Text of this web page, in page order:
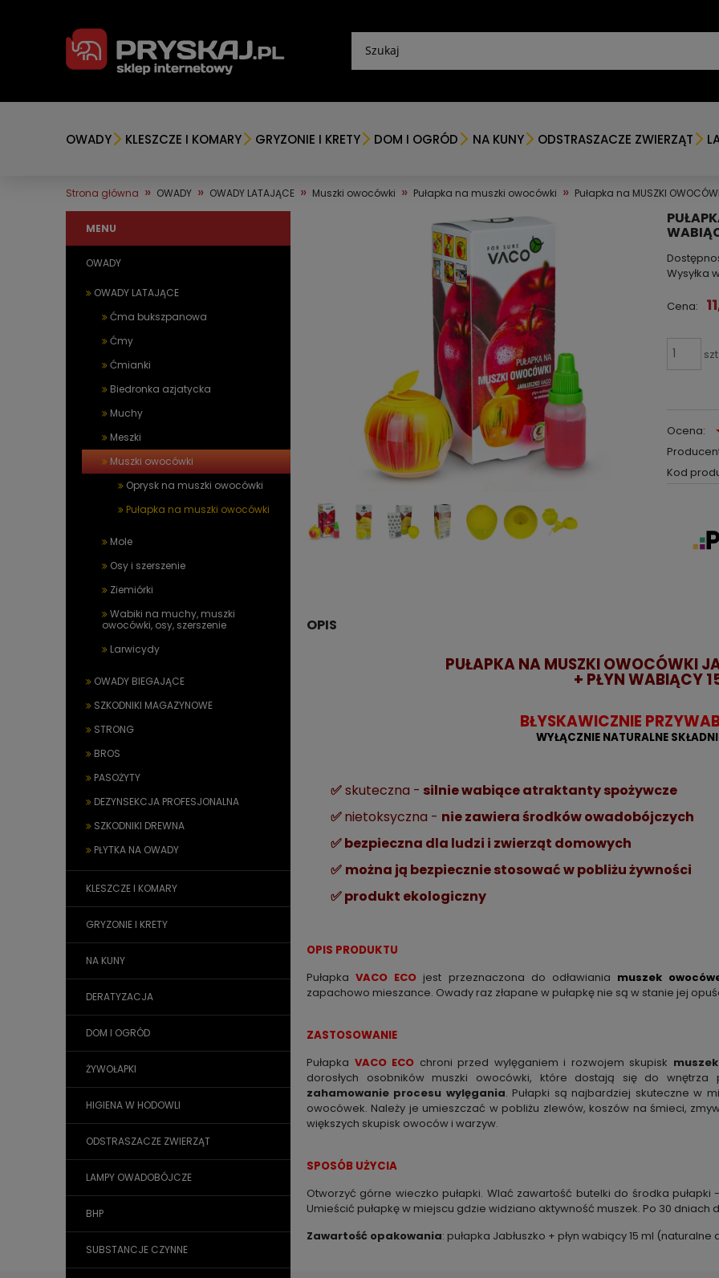
OWADY KLESZCZE I KOMARY GRYZONIE I KRETY DOM I OGRÓD NA KUNY ODSTRASZACZE ZWIERZĄT
Strona główna » OWADY » OWADY LATAJĄCE » Muszki owocówki » Pułapka na muszki owocówki » Pułapka na MUSZKI
MENU
OWADY
OWADY LATAJĄCE
Ćma bukszpanowa
Ćmy
Ćmianki
Biedronka azjatycka
Muchy
Meszki
Muszki owocówki
Oprysk na muszki owocówki
Pułapka na muszki owocówki
Mole
Osy i szerszenie
Ziemiórki
Wabiki na muchy, muszki
owocówki, osy, szerszenie
Larwicydy
OWADY BIEGAJĄCE
SZKODNIKI MAGAZYNOWE
STRONG
BROS
PASOŻYTY
DEZYNSEKCJA PROFESJONALNA
SZKODNIKI DREWNA
PŁYTKA NA OWADY
KLESZCZE I KOMARY
GRYZONIE I KRETY
NA KUNY
DERATYZACJA
DOM I OGRÓD
ŻYWOŁAPKI
HIGIENA W HODOWLI
ODSTRASZACZE ZWIERZĄT
LAMPY OWADOBÓJCZE
BHP
SUBSTANCJE CZYNNE
Wysyłka
Cena:
szt
Ocena:
Kod
OPIS
PUŁAPKA NA MUSZKI OWOCÓWKI
+ PŁYN WABIĄCY
BŁYSKAWICZNIE
WYŁĄCZNIE NATURALNE
✅skuteczna - silnie wabiące atraktanty spożywcze
✅nietoksyczna - nie zawiera środków owadobójczych
✅ bezpieczna dla ludzi i zwierząt domowych
✅ można ją bezpiecznie stosować w pobliżu żywności
✅ produkt ekologiczny
OPIS PRODUKTU
PułapkaVACO ECO jest przeznaczona do odławiania muszek
zapachowo mieszance. Owady raz złapane w pułapkę nie są w stanie jej
ZASTOSOWANIE
Pułapka VACO ECO chroni przed wylęganiem i rozwojem skupisk
dorosłych osobników muszki owocówki, które dostają się do wnętrza
zahamowanie procesu wylęgania. Pułapki są najbardziej skuteczne w
owocówek. Należy je umieszczać w pobliżu zlewów, koszów na śmieci,
większych skupisk owoców i warzyw.
SPOSÓB UŻYCIA
Otworzyć górne wieczko pułapki. Wlać zawartość butelki do środka
Umieścić pułapkę w miejscu gdzie widziano aktywność muszek. Po 30 dniach
Zawartość opakowania: pułapka Jabłuszko + płyn wabiący 15 ml